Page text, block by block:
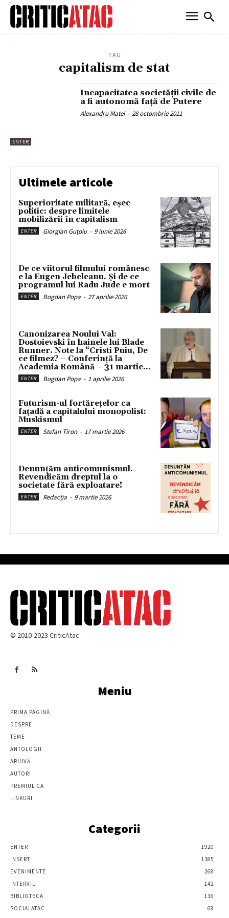
TAG
capitalism de stat
ENTER
Incapacitatea societăţii civile de
a fi autonomă faţă de Putere
Alexandru Matei - 28 octombrie 2011
Ultimele articole
Superioritate militară, eșec
politic: despre limitele
mobilizării în capitalism
ENTER Giorgian Guțoiu - 9 iunie 2026
De ce viitorul filmului românesc
e la Eugen Jebeleanu. Și de ce
programul lui Radu Jude e mort
ENTER Bogdan Popa - 27 aprilie 2026
Canonizarea Noului Val:
Dostoievski în hainele lui Blade
Runner. Note la “Cristi Puiu, De
ce filmez? – Conferință la
Academia Română – 31 martie...
ENTER Bogdan Popa - 1 aprilie 2026
Futurism-ul fortărețelor ca
fațadă a capitalului monopolist:
Muskismul
ENTER Stefan Tiron - 17 martie 2026
Denunțăm anticomunismul.
Revendicăm dreptul la o
societate fără exploatare!
ENTER Redacția - 9 martie 2026
© 2010-2023 CriticAtac
Meniu
PRIMA PAGINĂ
DESPRE
TEME
ANTOLOGII
ARHIVĂ
AUTORI
PREMIUL CA
LINKURI
Categorii
ENTER
1920
INSERT
1385
EVENIMENTE
268
INTERVIU
142
BIBLIOTECA
136
SOCIALATAC
68